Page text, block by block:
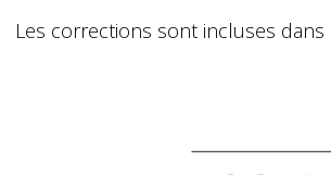
Les corrections sont incluses dans